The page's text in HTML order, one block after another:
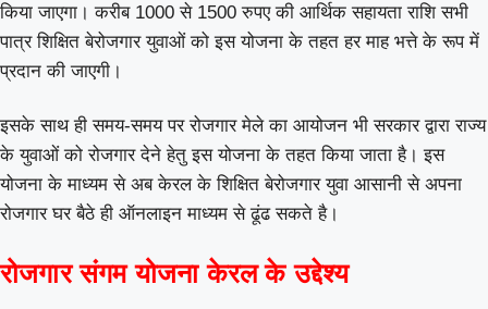
किया जाएगा। करीब 1000 से 1500 रुपए की आर्थिक सहायता राशि सभी
पात्र शिक्षित बेरोजगार युवाओं को इस योजना के तहत हर माह भत्ते के रूप में
प्रदान की जाएगी।
इसके साथ ही समय-समय पर रोजगार मेले का आयोजन भी सरकार द्वारा राज्य
के युवाओं को रोजगार देने हेतु इस योजना के तहत किया जाता है। इस
योजना के माध्यम से अब केरल के शिक्षित बेरोजगार युवा आसानी से अपना
रोजगार घर बैठे ही ऑनलाइन माध्यम से ढूंढ सकते है।
रोजगार संगम योजना केरल के उद्देश्य